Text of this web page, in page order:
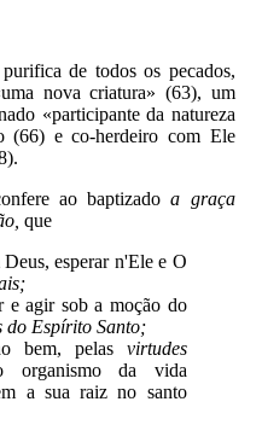
de todos os pecados,
nova criatura» (63), um
«participante da natureza
(66) e co-herdeiro com Ele
ao baptizado a graça
que
esperar n'Ele e O
agir sob a moção do
do Espírito Santo;
bem, pelas
virtudes
organismo da vida
a sua raiz no santo